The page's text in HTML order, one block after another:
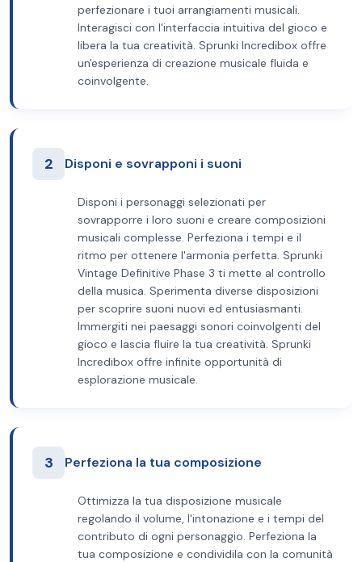
perfezionare i tuoi arrangiamenti musicali.
Interagisci con l'interfaccia intuitiva del gioco e
libera la tua creatività. Sprunki Incredibox offre
un'esperienza di creazione musicale fluida e
coinvolgente.
2 Disponi e sovrapponi i suoni
Disponi i personaggi selezionati per
sovrapporre i loro suoni e creare composizioni
musicali complesse. Perfeziona i tempi e il
ritmo per ottenere l'armonia perfetta. Sprunki
Vintage Definitive Phase 3 ti mette al controllo
della musica. Sperimenta diverse disposizioni
per scoprire suoni nuovi ed entusiasmanti.
Immergiti nei paesaggi sonori coinvolgenti del
gioco e lascia fluire la tua creatività. Sprunki
Incredibox offre infinite opportunità di
esplorazione musicale.
3 Perfeziona la tua composizione
Ottimizza la tua disposizione musicale
regolando il volume, l'intonazione e i tempi del
contributo di ogni personaggio. Perfeziona la
tua composizione e condividila con la comunità